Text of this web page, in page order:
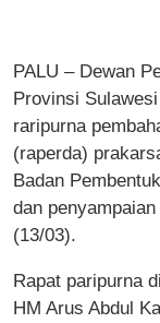
PALU – Dewan
Provinsi
raripurna
(raperda)
Badan
dan
(13/03).
Rapat paripurna
HM Arus Abdul